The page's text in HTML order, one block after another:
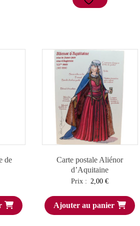
de
Carte postale Aliénor
d’Aquitaine
Prix : 2,00€
Ajouter au panier